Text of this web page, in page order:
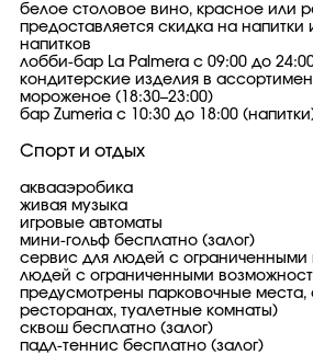
белое столовое вино, красное или
предоставляется скидка на напитки
напитков
лобби-бар La Palmera с 09:00 до
кондитерские изделия в
мороженое (18:30–23:00)
бар Zumeria c 10:30 до 18:00
Спорт и отдых
аквааэробика
живая музыка
игровые автоматы
мини-гольф бесплатно (залог)
сервис для людей с ограниченными
людей с ограниченными
предусмотрены парковочные места,
ресторанах, туалетные комнаты)
сквош бесплатно (залог)
падл-теннис бесплатно (залог)